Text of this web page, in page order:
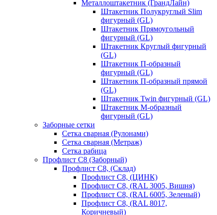
Металлоштакетник (ГрандЛайн)
Штакетник Полукруглый Slim
фигурный (GL)
Штакетник Прямоугольный
фигурный (GL)
Штакетник Круглый фигурный
(GL)
Штакетник П-образный
фигурный (GL)
Штакетник П-образный прямой
(GL)
Штакетник Twin фигурный (GL)
Штакетник М-образный
фигурный (GL)
Заборные сетки
Сетка сварная (Рулонами)
Сетка сварная (Метраж)
Сетка рабица
Профлист С8 (Заборный)
Профлист С8, (Склад)
Профлист С8, (ЦИНК)
Профлист С8, (RAL 3005, Вишня)
Профлист С8, (RAL 6005, Зеленый)
Профлист С8, (RAL 8017,
Коричневый)